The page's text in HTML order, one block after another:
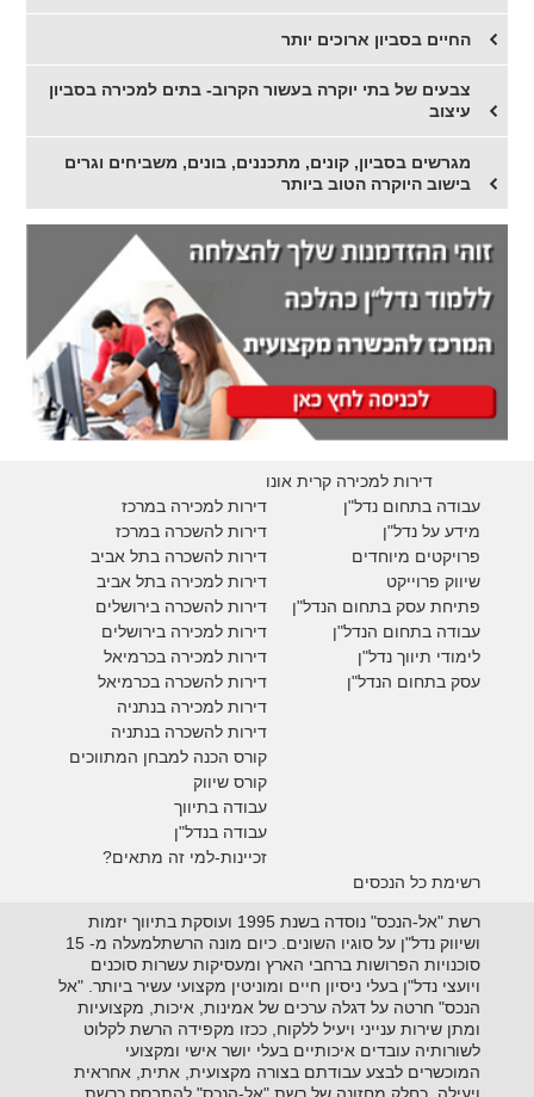
החיים בסביון ארוכים יותר
צבעים של בתי יוקרה בעשור הקרוב- בתים למכירה בסביון
עיצוב
מגרשים בסביון, קונים, מתכננים, בונים, משביחים וגרים
בישוב היוקרה הטוב ביותר
דירות למכירה קרית אונו
דירות למכירה במרכז
דירות להשכרה במרכז
דירות להשכרה בתל אביב
דירות למכירה בתל אביב
דירות להשכרה בירושלים
דירות למכירה בירושלים
דירות למכירה בכרמיאל
דירות להשכרה בכרמיאל
דירות למכירה בנתניה
דירות להשכרה בנתניה
קורס הכנה למבחן המתווכים
קורס שיווק
עבודה בתיווך
עבודה בנדל"ן
זכיינות-למי זה מתאים?
עבודה בתחום נדל"ן
מידע על נדל"ן
פרויקטים מיוחדים
שיווק פרוייקט
פתיחת עסק בתחום הנדל"ן
עבודה בתחום הנדל"ן
לימודי תיווך נדל"ן
עסק בתחום הנדל"ן
רשימת כל הנכסים
רשת "אל-הנכס" נוסדה בשנת 1995 ועוסקת בתיווך יזמות
ושיווק נדל"ן על סוגיו השונים. כיום מונה הרשתלמעלה מ- 15
סוכנויות הפרושות ברחבי הארץ ומעסיקות עשרות סוכנים
ויועצי נדל"ן בעלי ניסיון חיים ומוניטין מקצועי עשיר ביותר. "אל
הנכס" חרטה על דגלה ערכים של אמינות, איכות, מקצועיות
ומתן שירות ענייני ויעיל ללקוח, ככזו מקפידה הרשת לקלוט
לשורותיה עובדים איכותיים בעלי יושר אישי ומקצועי
המוכשרים לבצע עבודתם בצורה מקצועית, אתית, אחראית